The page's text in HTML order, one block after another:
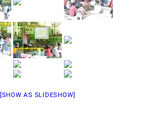
[SHOW AS SLIDESHOW]